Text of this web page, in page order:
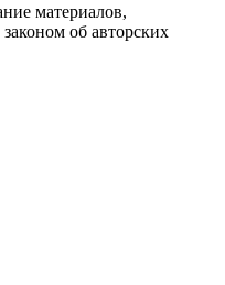
материалов,
об авторских